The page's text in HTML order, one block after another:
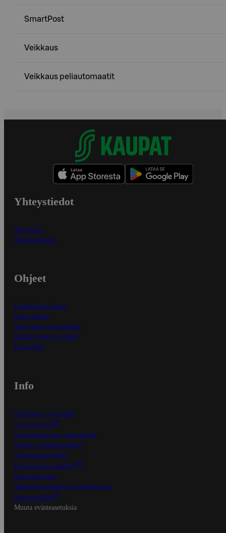
SmartPost
Veikkaus
Veikkaus peliautomaatit
Yhteystiedot
Myymälät
Asiakaspalvelu
Ohjeet
Ensitilaajan ohjeet
Näin maksat
Näin tilaat ja muokkaat
Kaikki ohjeet ja vinkit
In English
Info
S-Business yrityksille
Oiva-raportit
Osuuskauppojen yhteystiedot
Tilaus- ja toimitusehdot
Tietosuojakäytäntö
Palvelun käyttöehdot
Saavutettavuus
Mobiilisovelluksen saavutettavuus
Mainostajalle
Muuta evästeasetuksia